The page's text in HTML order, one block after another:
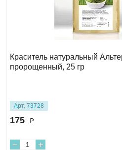
Краситель натуральный
пророщенный, 25 гр
Арт. 73728
175 ₽